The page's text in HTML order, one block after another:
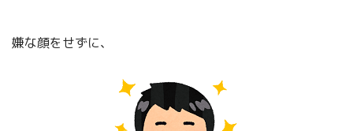
嫌な顔をせずに、